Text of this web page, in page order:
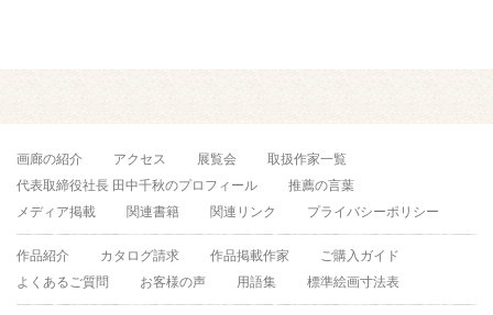
画廊の紹介 アクセス 展覧会
取扱作家一覧
代表取締役社長 田中千秋のプロフィール
推薦の言葉
メディア掲載
関連書籍 関連リンク プライバシーポリシー
作品紹介 カタログ請求 作品掲載作家
ご購入ガイド
よくあるご質問
お客様の声 用語集 標準絵画寸法表